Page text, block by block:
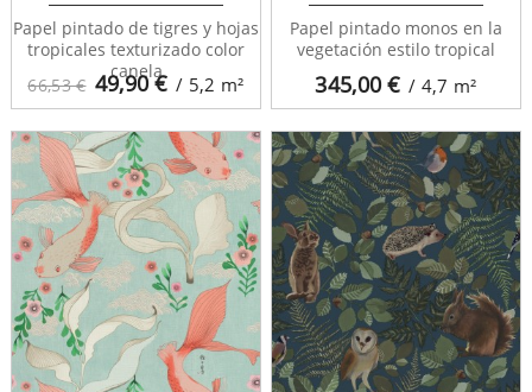
66,53 € 49,90€ / 5,2 m²
Papel pintado de tigres y hojas
tropicales texturizado color
canela
345,00€ / 4,7 m²
Papel pintado monos en la
vegetación estilo tropical